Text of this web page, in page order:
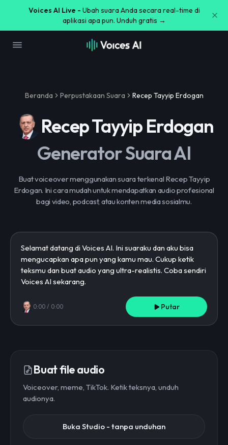
Voices AI Live - Ubah suara Anda secara real-time di
aplikasi apa pun. Unduh gratis →
Beranda Perpustakaan Suara Recep Tayyip Erdogan
Recep Tayyip Erdogan
Generator Suara AI
Buat voiceover menggunakan suara terkenal Recep Tayyip
Erdogan. Ini cara mudah untuk mendapatkan audio profesional
bagi video, podcast, atau konten media sosialmu.
0:00 / 0:00 Putar
Buat file audio
Voiceover, meme, TikTok. Ketik teksnya, unduh
audionya.
Buka Studio - tanpa unduhan